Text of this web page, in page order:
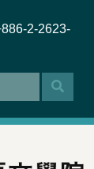
2-2623-